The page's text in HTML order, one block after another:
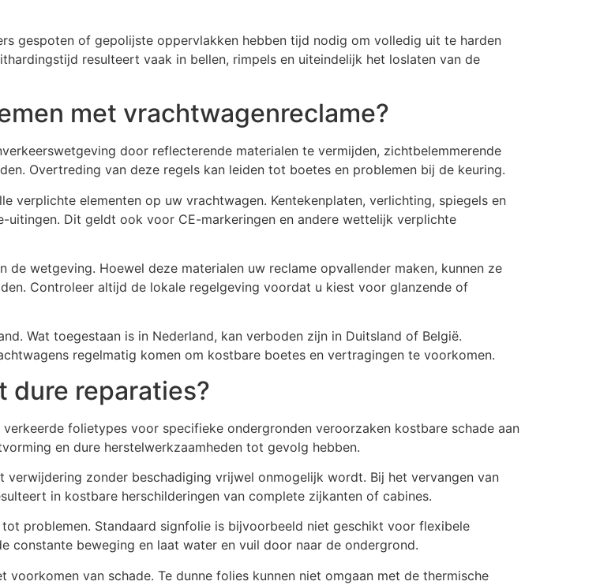
gespoten of gepolijste oppervlakken hebben tijd nodig om volledig uit te harden
resulteert vaak in bellen, rimpels en uiteindelijk het loslaten van de
met vrachtwagenreclame?
door reflecterende materialen te vermijden, zichtbelemmerende
Overtreding van deze regels kan leiden tot boetes en problemen bij de keuring.
verplichte elementen op uw vrachtwagen. Kentekenplaten, verlichting, spiegels en
Dit geldt ook voor CE-markeringen en andere wettelijk verplichte
wetgeving. Hoewel deze materialen uw reclame opvallender maken, kunnen ze
Controleer altijd de lokale regelgeving voordat u kiest voor glanzende of
Wat toegestaan is in Nederland, kan verboden zijn in Duitsland of België.
regelmatig komen om kostbare boetes en vertragingen te voorkomen.
dure reparaties?
folietypes voor specifieke ondergronden veroorzaken kostbare schade aan
en dure herstelwerkzaamheden tot gevolg hebben.
zonder beschadiging vrijwel onmogelijk wordt. Bij het vervangen van
in kostbare herschilderingen van complete zijkanten of cabines.
problemen. Standaard signfolie is bijvoorbeeld niet geschikt voor flexibele
beweging en laat water en vuil door naar de ondergrond.
van schade. Te dunne folies kunnen niet omgaan met de thermische